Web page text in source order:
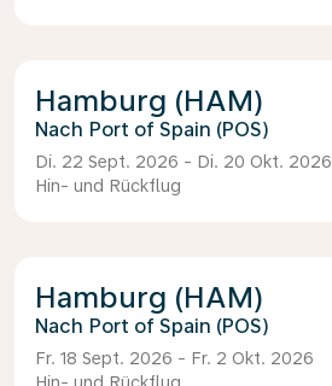
Hamburg (HAM)
Port of Spain (POS)
Di. 22 Sept. 2026 - Di. 20 Okt. 2026
Hin- und Rückflug
Hamburg (HAM)
Port of Spain (POS)
Fr. 18 Sept. 2026 - Fr. 2 Okt. 2026